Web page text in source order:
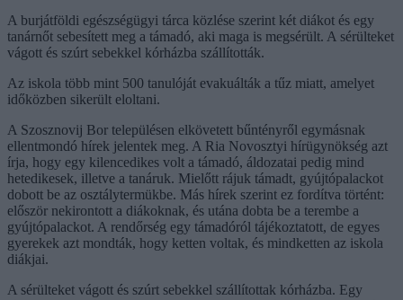
A burjátföldi egészségügyi tárca közlése szerint két diákot és egy
tanárnőt sebesített meg a támadó, aki maga is megsérült. A sérülteket
vágott és szúrt sebekkel kórházba szállították.
Az iskola több mint 500 tanulóját evakuálták a tűz miatt, amelyet
időközben sikerült eloltani.
A Szosznovij Bor településen elkövetett bűntényről egymásnak
ellentmondó hírek jelentek meg. A Ria Novosztyi hírügynökség azt
írja, hogy egy kilencedikes volt a támadó, áldozatai pedig mind
hetedikesek, illetve a tanáruk. Mielőtt rájuk támadt, gyújtópalackot
dobott be az osztálytermükbe. Más hírek szerint ez fordítva történt:
először nekirontott a diákoknak, és utána dobta be a terembe a
gyújtópalackot. A rendőrség egy támadóról tájékoztatott, de egyes
gyerekek azt mondták, hogy ketten voltak, és mindketten az iskola
diákjai.
A sérülteket vágott és szúrt sebekkel szállítottak kórházba. Egy